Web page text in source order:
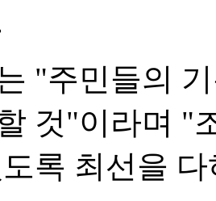
"주민들의
것"이라며 "
록 최선을